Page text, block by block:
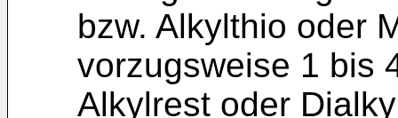
bzw. Alkylthio oder
vorzugsweise 1 bis
Alkylrest oder